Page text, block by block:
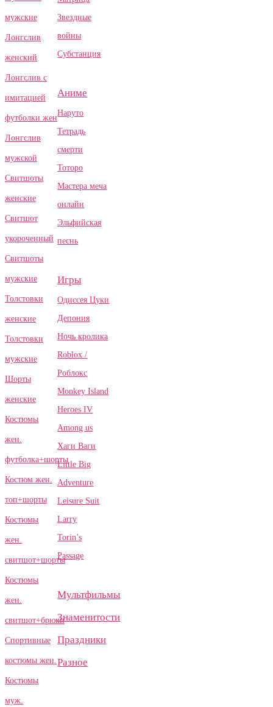
мужские
Лонгслив
женский
Лонгслив с
имитацией
футболки жен
Лонгслив
мужской
Свитшоты
женские
Свитшот
укороченный
Свитшоты
мужские
Толстовки
женские
Толстовки
мужские
Шорты
женские
Костюмы
жен.
футболка+шорты
Костюм жен.
топ+шорты
Костюмы
жен.
свитшот+шорты
Костюмы
жен.
свитшот+брюки
Спортивные
костюмы жен.
Костюмы
муж.
Звездные
войны
Субстанция
Аниме
Наруто
Тетрадь
смерти
Тоторо
Мастера меча
онлайн
Эльфийская
песнь
Игры
Одиссея Цуки
Депония
Ночь кролика
Roblox /
Роблокс
Monkey Island
Heroes IV
Among us
Хаги Ваги
Little Big
Adventure
Leisure Suit
Larry
Torin’s
Passage
Мультфильмы
Знаменитости
Праздники
Разное